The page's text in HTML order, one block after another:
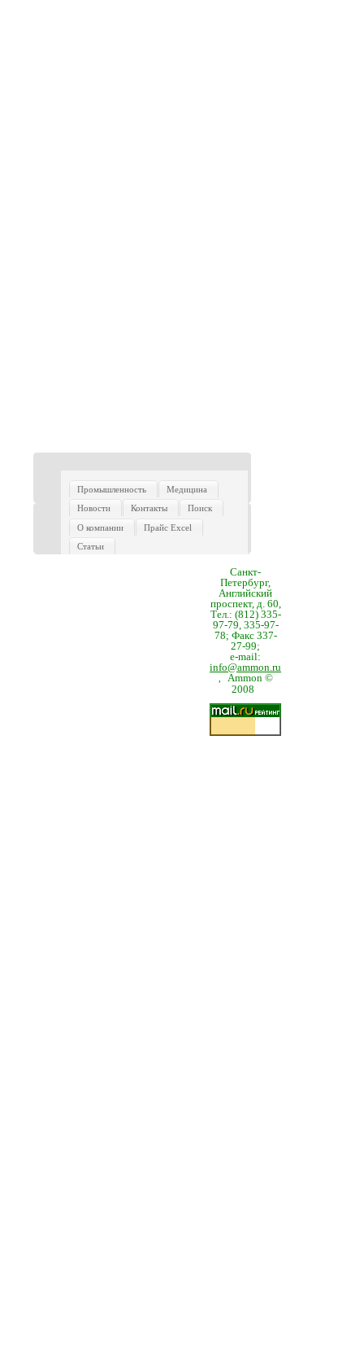
Промышленность
Медицина
Новости
Контакты
Поиск
О компании
Прайс Excel
Статьи
Санкт-
Петербург,
Английский
проспект, д. 60,
Тел.: (812) 335-
97-79, 335-97-
78; Факс 337-
27-99;
e-mail:
info@ammon.ru
Ammon ©
2008